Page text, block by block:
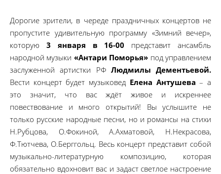
Дорогие зрители, в череде праздничных концертов не
пропустите удивительную программу «Зимний вечер»,
которую 3 января в 16-00 представит ансамбль
народной музыки «Антари Поморья» под управлением
заслуженной артистки РФ Людмилы Дементьевой.
Вести концерт будет музыковед Елена Антушева – а
это значит, что вас ждёт живое и искреннее
повествование и много открытий! Вы услышите не
только русские народные песни, но и романсы на стихи
Н.Рубцова, О.Фокиной, А.Ахматовой, Н.Некрасова,
Ф.Тютчева, О.Берггольц. Весь концерт представит собой
музыкально-литературную композицию, которая
обязательно вдохновит вас и задаст светлое настроение